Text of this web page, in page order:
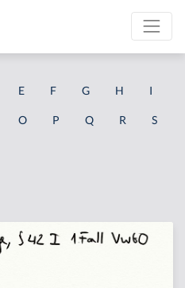
E F G H I
O P Q R S